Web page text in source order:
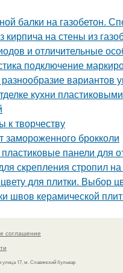
балки на газобетон.
кирпича на стены из
и отличительные
подключение
вариантов
кухни
к творчеству
замороженного брокколи
панели для
скрепления стропил на
для плитки. Выбор
швов керамической
соглашение
17, м. Славянский бульвар